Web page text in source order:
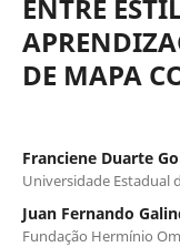
ENTRE
DE MAPA
Franciene Duarte
Universidade Estadual
Juan Fernando
Fundação Hermínio